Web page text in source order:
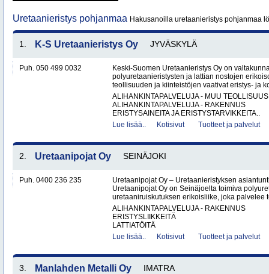
Uretaanieristys pohjanmaa Hakusanoilla uretaanieristys pohjanmaa
1. K-S Uretaanieristys Oy JYVÄSKYLÄ
Puh. 050 499 0032
Keski-Suomen Uretaanieristys Oy on
polyuretaanieristysten ja lattian nostojen
teollisuuden ja kiinteistöjen vaativat eristys- ja
ALIHANKINTAPALVELUJA - MUU TEOLLISUUS
ALIHANKINTAPALVELUJA - RAKENNUS
ERISTYSAINEITA JA ERISTYSTARVIKKEITA..
Lue lisää..
Kotisivut Tuotteet ja palvelut
2. Uretaanipojat Oy SEINÄJOKI
Puh. 0400 236 235
Uretaanipojat Oy – Uretaanieristyksen
Uretaanipojat Oy on Seinäjoelta toimiva
uretaaniruiskutuksen erikoisliike, joka palvelee
ALIHANKINTAPALVELUJA - RAKENNUS
ERISTYSLIIKKEITÄ
LATTIATÖITÄ
Lue lisää..
Kotisivut Tuotteet ja palvelut
3. Manlahden Metalli Oy IMATRA